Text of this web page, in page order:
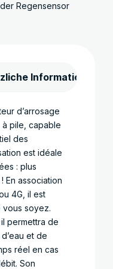
Regensensor
Informationen
d’arrosage
à pile, capable
des
est idéale
: plus
En association
4G, il est
vous soyez.
permettra de
et de
réel en cas
Son